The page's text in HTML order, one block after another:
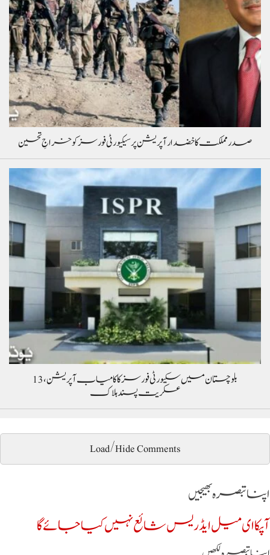
صدر مملکت کا خضدار آپریشن پر سیکیورٹی فورسز کو خراجِ تحسین
بلوچستان میں سکیورٹی فورسز کا کامیاب آپریشن، 13
عسکریت پسند ہلاک
Load/Hide Comments
اپنا تبصرہ بھیجیں
آپکا ای میل ایڈریس شائع نہیں کیا جائے گا